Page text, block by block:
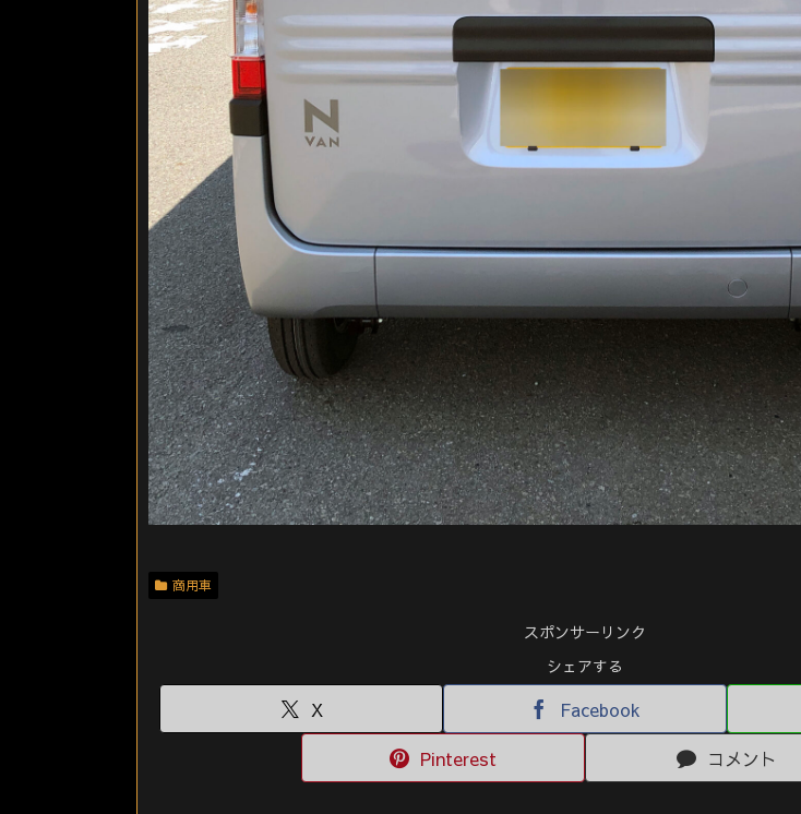
商用車
スポンサーリンク
シェアする
X Facebook
Pinterest コメント